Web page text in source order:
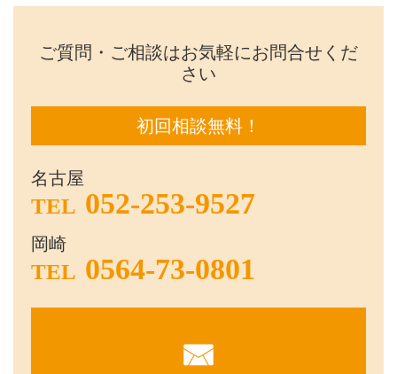
ご質問・ご相談はお気軽にお問合せくだ
さい
初回相談無料！
名古屋
TEL 052-253-9527
岡崎
TEL 0564-73-0801